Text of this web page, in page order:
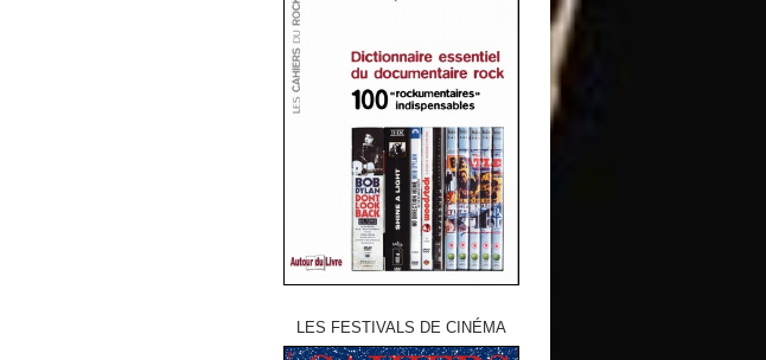
LES FESTIVALS DE CINÉMA